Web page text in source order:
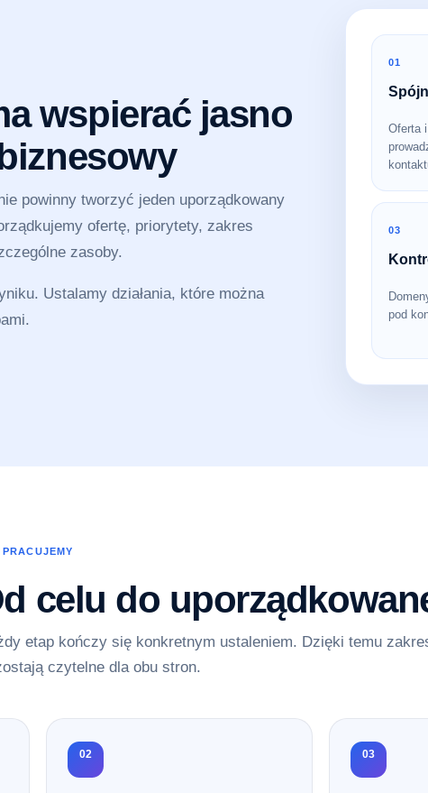
wspierać jasno
powinny tworzyć jeden uporządkowany
ofertę, priorytety, zakres
zasoby.
Ustalamy działania, które można
01
Oferta
03
pod
celu do
etap kończy się konkretnym ustaleniem. Dzięki temu
czytelne dla obu stron.
02 03